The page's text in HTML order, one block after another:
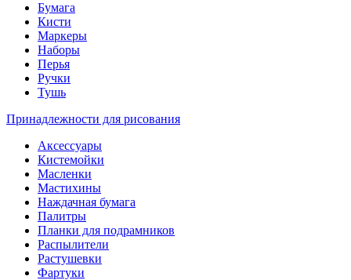
Бумага
Кисти
Маркеры
Наборы
Перья
Ручки
Тушь
Принадлежности для рисования
Аксессуары
Кистемойки
Масленки
Мастихины
Наждачная бумага
Палитры
Планки для подрамников
Распылители
Растушевки
Фартуки